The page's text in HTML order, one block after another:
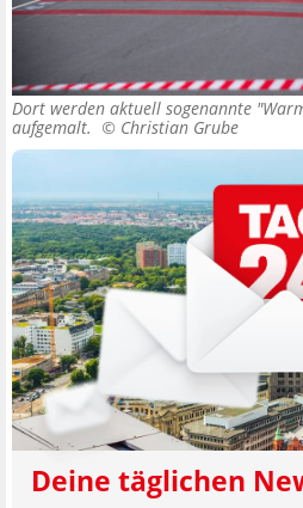
Dort werden aktuell sogenannte
aufgemalt. © Christian Grube
Deine täglichen